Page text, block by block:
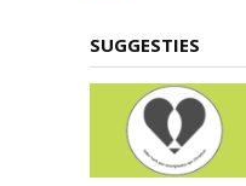
SUGGESTIES